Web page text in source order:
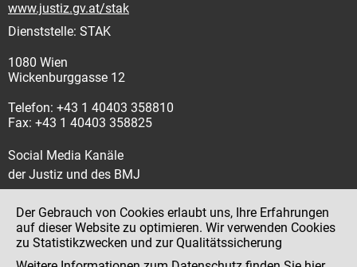
www.justiz.gv.at/stak
Dienststelle: STAK
1080 Wien
Wickenburggasse 12
Telefon: +43 1 40403 358810
Fax: +43 1 40403 358825
Social Media Kanäle
der Justiz und des BMJ
Impressum
Der Gebrauch von Cookies erlaubt uns, Ihre Erfahrungen
auf dieser Website zu optimieren. Wir verwenden Cookies
zu Statistikzwecken und zur Qualitätssicherung